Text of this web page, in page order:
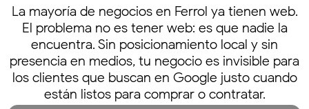
La mayoría de negocios en Ferrol ya tienen web.
El problema no es tener web: es que nadie la
encuentra. Sin posicionamiento local y sin
presencia en medios, tu negocio es invisible para
los clientes que buscan en Google justo cuando
están listos para comprar o contratar.